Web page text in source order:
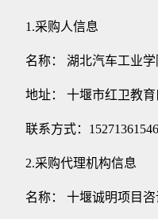
1.采购人信息
名称： 湖北汽车工业学
地址： 十堰市红卫教
联系方式： 15271361546
2.采购代理机构信息
名称： 十堰诚明项目咨